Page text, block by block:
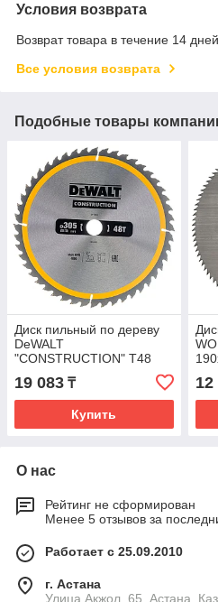
Условия возврата
Возврат товара в течение 14
Все условия возврата
Подобные товары
Диск пильный по дереву
DeWALT
"CONSTRUCTION" T48
305х30мм DT1959-QZ
19 083 ₸
Купить
12
О нас
Рейтинг не сформирован
Менее 5 отзывов за
Работает с 25.09.2010
г. Астана
Улица Акжол, 65, Астана,